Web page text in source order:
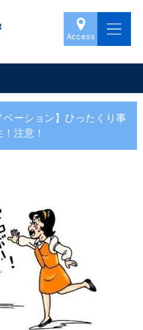
ベーション】ひったくり事
注意！